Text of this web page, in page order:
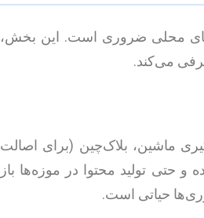
محلی ضروری است. این بخش،
می‌کند.
ماشین، بلاک‌چین (برای اصالت
و حتی تولید محتوا در موزه‌ها باز
حیاتی است.